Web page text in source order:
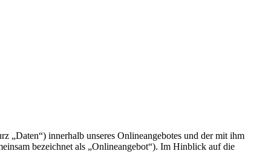
„Daten“) innerhalb unseres Onlineangebotes und der mit ihm
bezeichnet als „Onlineangebot“). Im Hinblick auf die